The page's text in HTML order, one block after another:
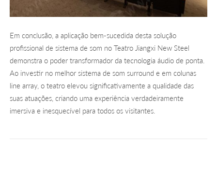
Em conclusão, a aplicação bem-sucedida desta solução
profissional de sistema de som no Teatro Jiangxi New Steel
demonstra o poder transformador da tecnologia áudio de ponta.
Ao investir no melhor sistema de som surround e em colunas
line array, o teatro elevou significativamente a qualidade das
suas atuações, criando uma experiência verdadeiramente
imersiva e inesquecível para todos os visitantes.